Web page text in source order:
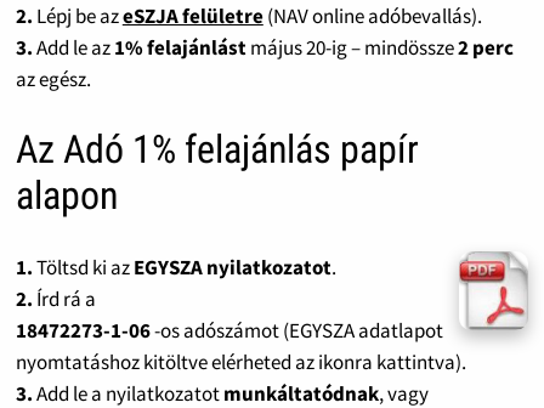
2. Lépj be azeSZJA felületre(NAV online adóbevallás).
3.Add le az1% felajánlástmájus 20-ig – mindössze2 perc
az egész.
Az Adó 1% felajánlás papír
alapon
1.Töltsd ki azEGYSZA nyilatkozatot.
2. Írd rá a
18472273-1-06-os adószámot (EGYSZA adatlapot
nyomtatáshoz kitöltve elérheted az ikonra kattintva).
3.Add le a nyilatkozatotmunkáltatódnak, vagy